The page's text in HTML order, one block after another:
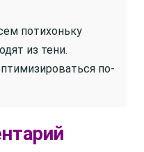
потихоньку
из тени.
по-